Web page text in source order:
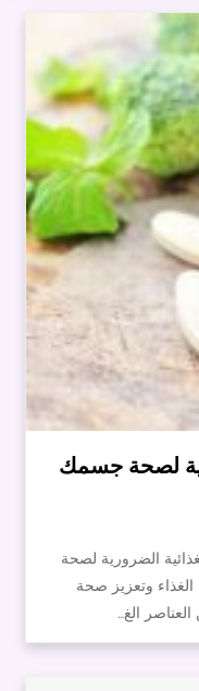
لصحة جسمك
الضرورية لصحة
وتعزيز صحة
الغ…